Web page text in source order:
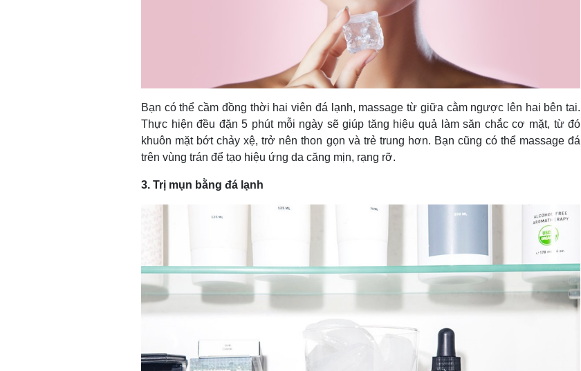
Bạn có thể cầm đồng thời hai viên đá lạnh, massage từ giữa cằm ngược lên hai bên tai.
Thực hiện đều đặn 5 phút mỗi ngày sẽ giúp tăng hiệu quả làm săn chắc cơ mặt, từ đó
khuôn mặt bớt chảy xệ, trở nên thon gọn và trẻ trung hơn. Bạn cũng có thể massage đá
trên vùng trán để tạo hiệu ứng da căng mịn, rạng rỡ.
3. Trị mụn bằng đá lạnh